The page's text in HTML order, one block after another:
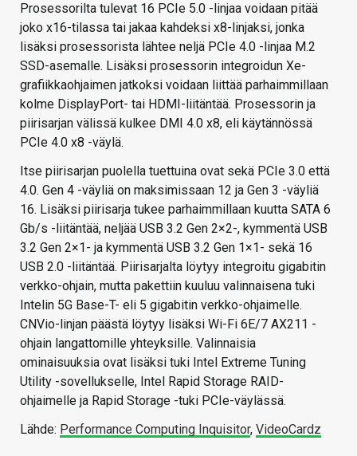
Prosessorilta tulevat 16 PCIe 5.0 -linjaa voidaan pitää
joko x16-tilassa tai jakaa kahdeksi x8-linjaksi, jonka
lisäksi prosessorista lähtee neljä PCIe 4.0 -linjaa M.2
SSD-asemalle. Lisäksi prosessorin integroidun Xe-
grafiikkaohjaimen jatkoksi voidaan liittää parhaimmillaan
kolme DisplayPort- tai HDMI-liitäntää. Prosessorin ja
piirisarjan välissä kulkee DMI 4.0 x8, eli käytännössä
PCIe 4.0 x8 -väylä.
Itse piirisarjan puolella tuettuina ovat sekä PCIe 3.0 että
4.0. Gen 4 -väyliä on maksimissaan 12 ja Gen 3 -väyliä
16. Lisäksi piirisarja tukee parhaimmillaan kuutta SATA 6
Gb/s -liitäntää, neljää USB 3.2 Gen 2×2-, kymmentä USB
3.2 Gen 2×1- ja kymmentä USB 3.2 Gen 1×1- sekä 16
USB 2.0 -liitäntää. Piirisarjalta löytyy integroitu gigabitin
verkko-ohjain, mutta pakettiin kuuluu valinnaisena tuki
Intelin 5G Base-T- eli 5 gigabitin verkko-ohjaimelle.
CNVio-linjan päästä löytyy lisäksi Wi-Fi 6E/7 AX211 -
ohjain langattomille yhteyksille. Valinnaisia
ominaisuuksia ovat lisäksi tuki Intel Extreme Tuning
Utility -sovellukselle, Intel Rapid Storage RAID-
ohjaimelle ja Rapid Storage -tuki PCIe-väylässä.
Lähde: Performance Computing Inquisitor, VideoCardz